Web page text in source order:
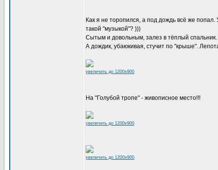
Как я не торопился, а под дождь всё же
такой "музыкой"? )))
Сытым и довольным, залез в тёплый спальник.
А дождик, убаюкивая, стучит по "крыше".
увеличить до 1200x900
На "Голубой тропе" - живописное место!!!
увеличить до 1200x900
увеличить до 1200x900